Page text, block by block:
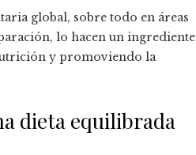
global, sobre todo en áreas
lo hacen un ingrediente
y promoviendo la
dieta equilibrada